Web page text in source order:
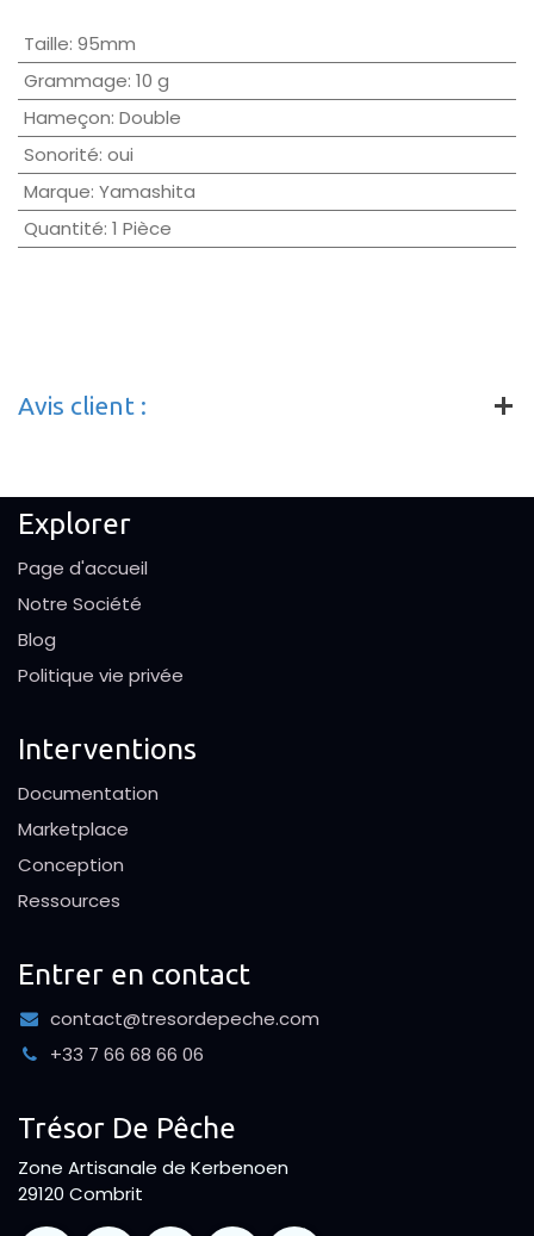
Taille: 95mm
Grammage: 10 g
Hameçon: Double
Sonorité: oui
Marque: Yamashita
Quantité: 1 Pièce
Avis client :
Explorer
Page d'accueil
Notre Société
Blog
Politique vie privée
Interventions
Documentation
Marketplace
Conception
Ressources
Entrer en contact
contact@tresordepeche.com
+33 7 66 68 66 06
Trésor De Pêche
Zone Artisanale de Kerbenoen
29120 Combrit